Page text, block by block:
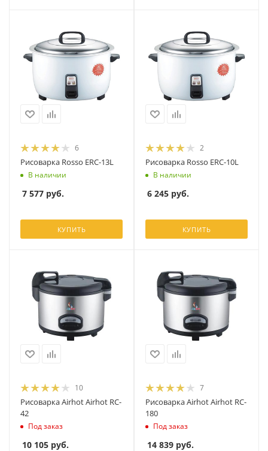
6
Рисоварка Rosso ERC-13L
В наличии
7 577 руб.
КУПИТЬ
2
Рисоварка Rosso ERC-10L
В наличии
6 245 руб.
КУПИТЬ
10
Рисоварка Airhot Airhot RC-
42
Под заказ
10 105 руб.
7
Рисоварка Airhot Airhot RC-
180
Под заказ
14 839 руб.